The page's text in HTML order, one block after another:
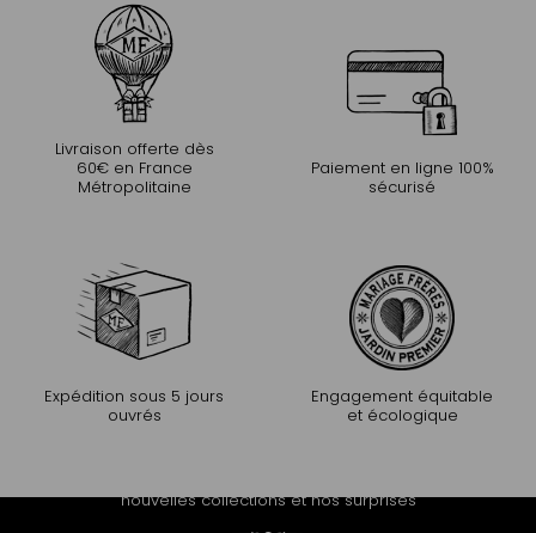
Livraison offerte dès
60€ en France
Métropolitaine
Paiement en ligne 100%
sécurisé
Expédition sous 5 jours
ouvrés
Engagement équitable
et écologique
nouvelles collections et nos surprises